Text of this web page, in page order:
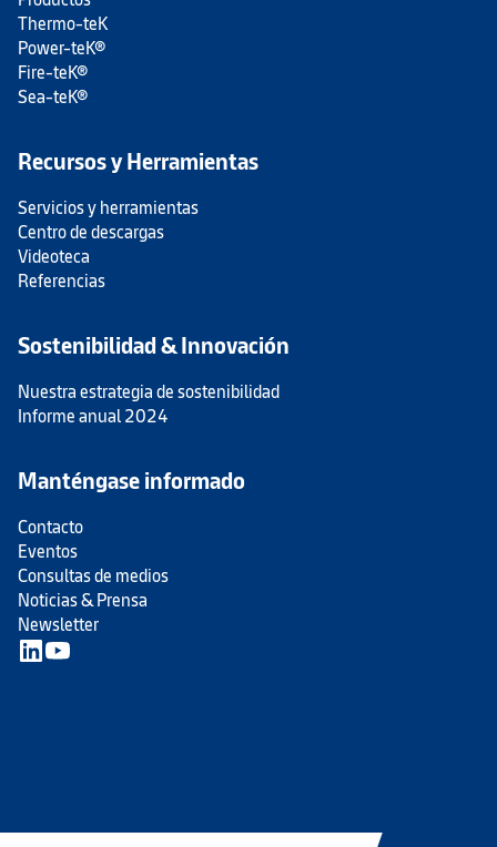
Thermo-teK
Power-teK®
Fire-teK®
Sea-teK®
Recursos y Herramientas
Servicios y herramientas
Centro de descargas
Videoteca
Referencias
Sostenibilidad & Innovación
Nuestra estrategia de sostenibilidad
Informe anual 2024
Manténgase informado
Contacto
Eventos
Consultas de medios
Noticias & Prensa
Newsletter